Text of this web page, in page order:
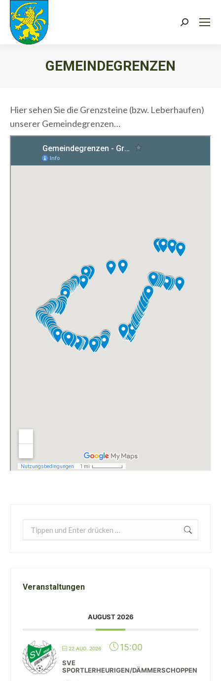
Search:
GEMEINDEGRENZEN
Hier sehen Sie die Grenzsteine (bzw. Leberhaufen)
unserer Gemeindegrenzen…
Search:
Veranstaltungen
AUGUST 2026
22 AUG. 2026 15:00
SVE
SPORTLERHEURIGEN/DÄMMERSCHOPPEN